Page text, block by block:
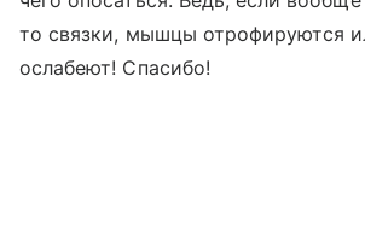
то связки, мышцы отрофируются
ослабеют! Спасибо!